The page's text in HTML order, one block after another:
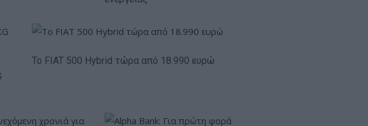
Το FIAT 500 Hybrid τώρα από 18.990 ευρώ